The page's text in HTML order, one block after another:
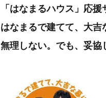
「はなまるハウス」応
はなまるで建てて、大吉
無理しない。でも、妥協